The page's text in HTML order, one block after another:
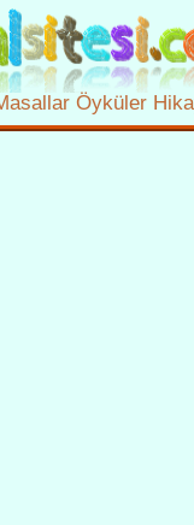
Öyküler